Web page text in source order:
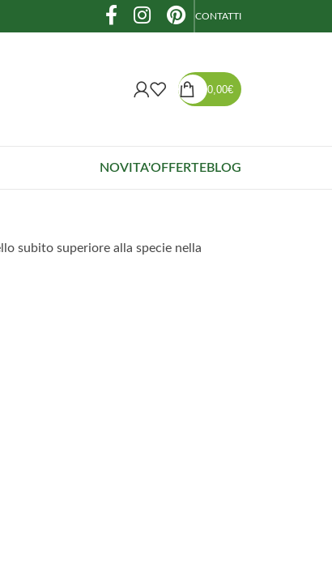
CONTATTI
0,00€
NOVITA'OFFERTEBLOG
subito superiore alla specie nella